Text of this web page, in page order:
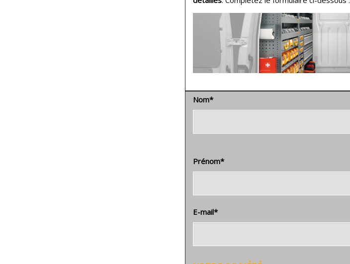
Nom*
Prénom*
E-mail*